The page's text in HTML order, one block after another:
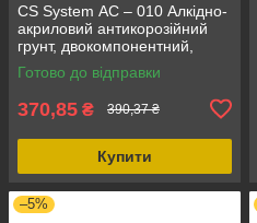
CS System АС – 010 Алкідно-
акриловий антикорозійний
грунт, двокомпонентний,
об'єм 0.75 л
Готово до відправки
370,85 ₴ 390,37 ₴
Купити
–5%